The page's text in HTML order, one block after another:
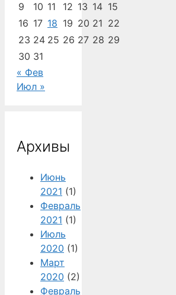
9
10 11 12 13 14 15
16 17 18 19 20 21 22
23 24 25 26 27 28 29
30 31
« Фев
Июл »
Архивы
Июнь
2021 (1)
Февраль
2021 (1)
Июль
2020 (1)
Март
2020 (2)
Февраль